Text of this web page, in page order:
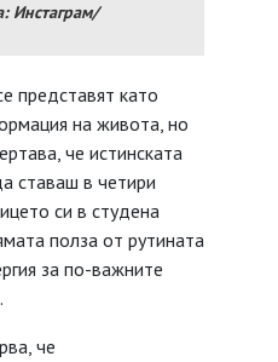
Инстаграм/
представят като
на живота, но
че истинската
ставаш в четири
си в студена
полза от рутината
за по-важните
че